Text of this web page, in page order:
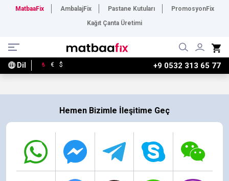
MatbaaFix AmbalajFix Pastane Kutuları
PromosyonFix
Kağıt Çanta Üretimi
Dil ₺ € $ +9 0532 313 65 77
Hemen Bizimle İleşitime Geç